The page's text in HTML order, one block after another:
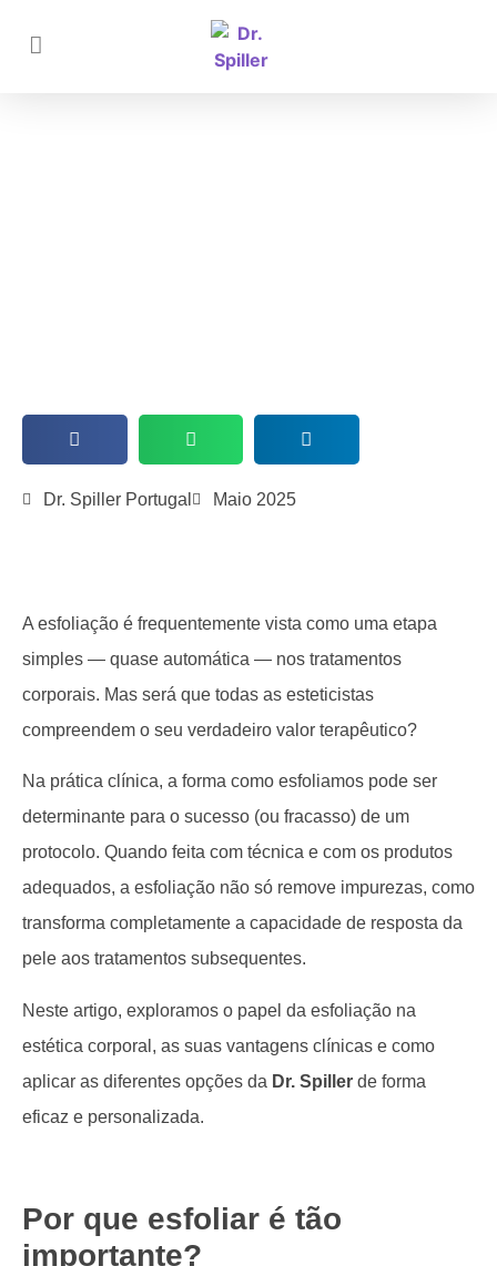
Dr. Spiller Portugal Maio 2025
A esfoliação é frequentemente vista como uma etapa
simples — quase automática — nos tratamentos
corporais. Mas será que todas as esteticistas
compreendem o seu verdadeiro valor terapêutico?
Na prática clínica, a forma como esfoliamos pode ser
determinante para o sucesso (ou fracasso) de um
protocolo. Quando feita com técnica e com os produtos
adequados, a esfoliação não só remove impurezas, como
transforma completamente a capacidade de resposta da
pele aos tratamentos subsequentes.
Neste artigo, exploramos o papel da esfoliação na
estética corporal, as suas vantagens clínicas e como
aplicar as diferentes opções da Dr. Spiller de forma
eficaz e personalizada.
Por que esfoliar é tão
importante?